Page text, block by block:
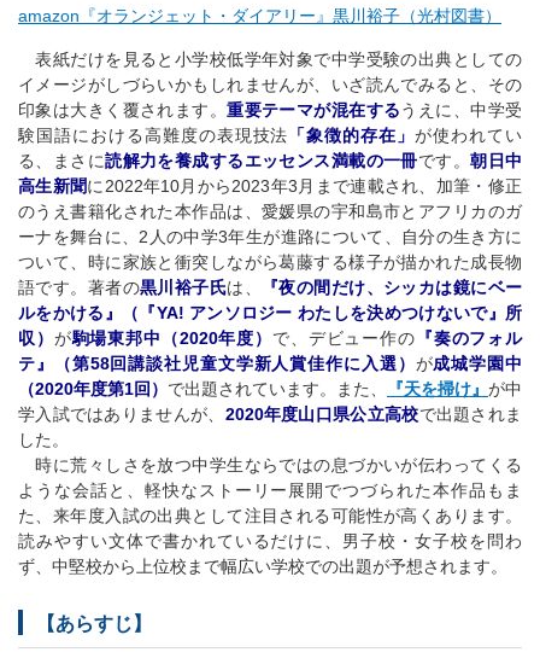
amazon『オランジェット・ダイアリー』黒川裕子（光村図書）
表紙だけを見ると小学校低学年対象で中学受験の出典としての
イメージがしづらいかもしれませんが、いざ読んでみると、その
印象は大きく覆されます。重要テーマが混在するうえに、中学受
験国語における高難度の表現技法 「象徴的存在 」が使われてい
る、まさに読解力を養成するエッセンス満載の一冊です。朝日中
高生新聞に2022年10月から2023年3月まで連載され、加筆・修正
のうえ書籍化された本作品は、愛媛県の宇和島市とアフリカのガ
ーナを舞台に、2人の中学3年生が進路について、自分の生き方に
ついて、時に家族と衝突しながら葛藤する様子が描かれた成長物
語です。著者の黒川裕子氏は、
『夜の間だけ、シッカは鏡にベー
ルをかける』（『YA! アンソロジー わたしを決めつけないで』所
収） が駒場東邦中（2020年度） で、デビュー作の 『奏のフォル
テ』（第58回講談社児童文学新人賞佳作に入選） が成城学園中
（2020年度第1回） で出題されています。また、 『天を掃け』 が中
学入試ではありませんが、 2020年度山口県公立高校で出題されま
した。
時に荒々しさを放つ中学生ならではの息づかいが伝わってくる
ような会話と、軽快なストーリー展開でつづられた本作品もま
た、来年度入試の出典として注目される可能性が高くあります。
読みやすい文体で書かれているだけに、男子校・女子校を問わ
ず、中堅校から上位校まで幅広い学校での出題が予想されます。
【あらすじ】